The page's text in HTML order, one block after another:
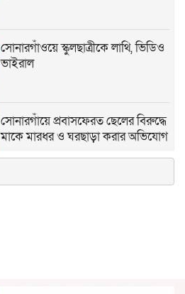
সোনারগাঁওয়ে স্কুলছাত্রীকে লাথি, ভিডিও
ভাইরাল
সোনারগাঁয়ে প্রবাসফেরত ছেলের বিরুদ্ধে
মাকে মারধর ও ঘরছাড়া করার অভিযোগ